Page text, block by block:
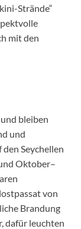
Strände“
mit den
bleiben
und
Seychellen
Oktober–
von
Brandung
dafür leuchten